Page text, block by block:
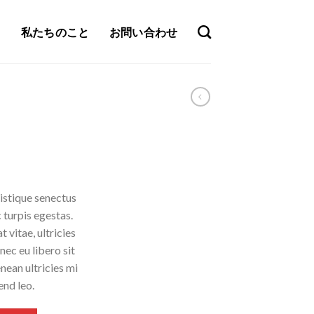
私たちのこと お問い合わせ
senectus
egestas.
vitae, ultricies
eu libero sit
ultricies mi
leo.